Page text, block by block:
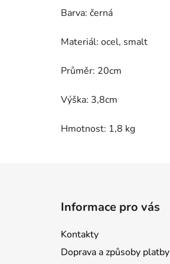
Barva: černá
Materiál: ocel, smalt
Průměr: 20cm
Výška: 3,8cm
Hmotnost: 1,8 kg
Informace pro vás
Kontakty
Doprava a způsoby platby